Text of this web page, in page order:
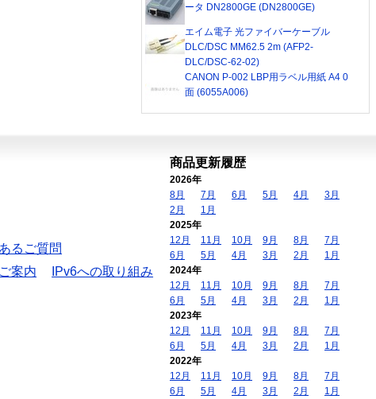
ータ DN2800GE (DN2800GE)
エイム電子 光ファイバーケーブル
DLC/DSC MM62.5 2m (AFP2-
DLC/DSC-62-02)
CANON P-002 LBP用ラベル用紙 A4 0
面 (6055A006)
るご質問
案内
IPv6への取り組み
商品更新履歴
2026年
8月
7月 6月 5月 4月
3月
2月
1月
2025年
12月
11月 10月 9月 8月
7月
6月
5月 4月 3月 2月
1月
2024年
12月
11月 10月 9月 8月
7月
6月
5月 4月 3月 2月
1月
2023年
12月
11月 10月 9月 8月
7月
6月
5月 4月 3月 2月
1月
2022年
12月
11月 10月 9月 8月
7月
6月
5月 4月 3月 2月
1月